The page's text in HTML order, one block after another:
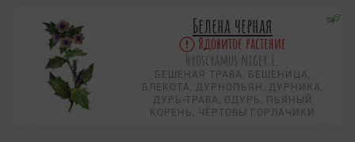
Белена черная
Ядовитое растение
Hyoscyamus niger L.
БЕШЕНАЯ ТРАВА, БЕШЕНИЦА,
БЛЕКОТА, ДУРНОПЬЯН, ДУРНИКА,
ДУРЬ-ТРАВА, ОДУРЬ, ПЬЯНЫЙ
КОРЕНЬ, ЧЁРТОВЫ ГОРЛАЧИКИ